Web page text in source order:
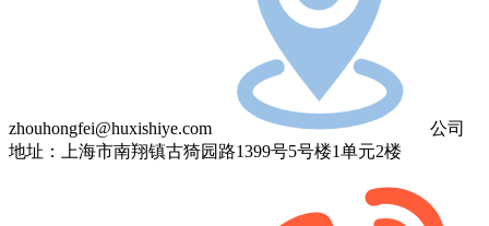
zhouhongfei@huxishiye.com
公司
地址：上海市南翔镇古猗园路1399号5号楼1单元2楼